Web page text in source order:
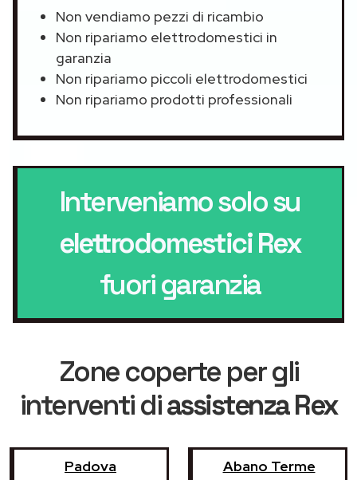
Non vendiamo pezzi di ricambio
Non ripariamo elettrodomestici in
garanzia
Non ripariamo piccoli elettrodomestici
Non ripariamo prodotti professionali
Interveniamo solo su
elettrodomestici Rex
fuori garanzia
Zone coperte per gli
interventi diassistenza Rex
Padova Abano Terme